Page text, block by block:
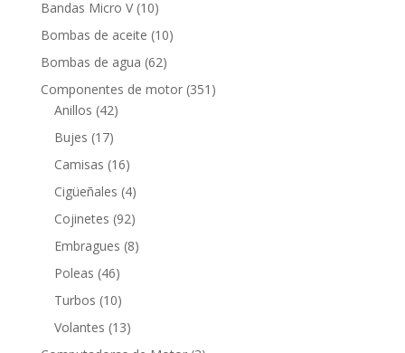
Bandas Micro V 1010
productos
Bombas de aceite 1010
Bombas de agua 6262
productos
Componentes de motor 351 351
Anillos 4242
Bujes 1717
productos
Camisas 1616
productos
Cigüeñales 44
productos
Cojinetes 9292
productos
Embragues 88
Poleas 4646
productos
Turbos 1010
productos
Volantes 1313
productos